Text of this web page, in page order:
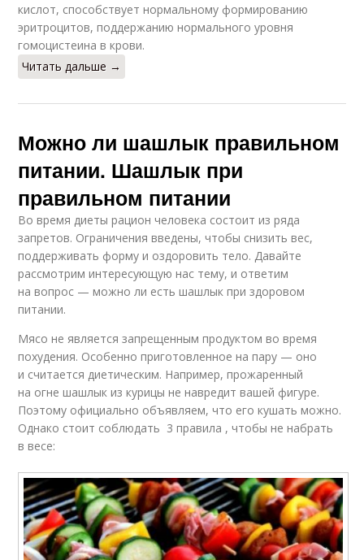
кислот, способствует нормальному формированию
эритроцитов, поддержанию нормального уровня
гомоцистеина в крови.
Читать дальше →
Можно ли шашлык правильном
питании. Шашлык при
правильном питании
Во время диеты рацион человека состоит из ряда
запретов. Ограничения введены, чтобы снизить вес,
поддерживать форму и оздоровить тело. Давайте
рассмотрим интересующую нас тему, и ответим
на вопрос — можно ли есть шашлык при здоровом
питании.
Мясо не является запрещенным продуктом во время
похудения. Особенно приготовленное на пару — оно
и считается диетическим. Например, прожаренный
на огне шашлык из курицы не навредит вашей фигуре.
Поэтому официально объявляем, что его кушать можно.
Однако стоит соблюдать 3 правила , чтобы не набрать
в весе: